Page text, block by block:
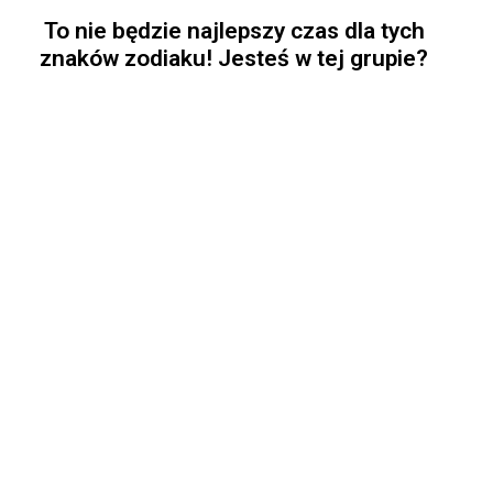
To nie będzie najlepszy czas dla tych
znaków zodiaku! Jesteś w tej grupie?